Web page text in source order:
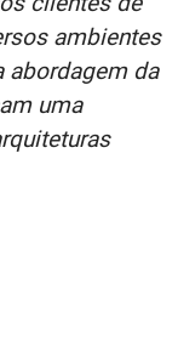
ambientes
abordagem da
uma